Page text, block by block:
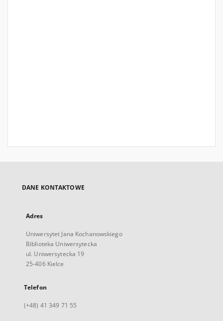
DANE KONTAKTOWE
Adres
Uniwersytet Jana Kochanowskiego
Biblioteka Uniwersytecka
ul. Uniwersytecka 19
25-406 Kielce
Telefon
(+48) 41 349 71 55